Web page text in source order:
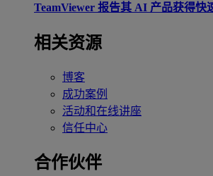
TeamViewer 报告其 AI 产品获得快
相关资源
博客
成功案例
活动和在线讲座
信任中心
合作伙伴